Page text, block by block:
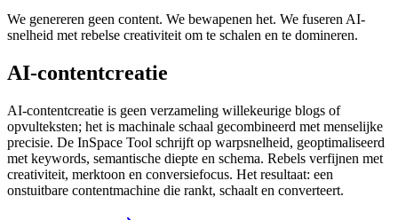
We genereren geen content. We bewapenen het. We fuseren AI-
snelheid met rebelse creativiteit om te schalen en te domineren.
AI-contentcreatie
AI-contentcreatie is geen verzameling willekeurige blogs of
opvulteksten; het is machinale schaal gecombineerd met menselijke
precisie. De InSpace Tool schrijft op warpsnelheid, geoptimaliseerd
met keywords, semantische diepte en schema. Rebels verfijnen met
creativiteit, merktoon en conversiefocus. Het resultaat: een
onstuitbare contentmachine die rankt, schaalt en converteert.